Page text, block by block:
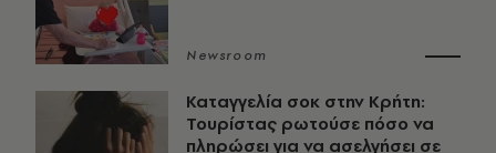
Newsroom
Καταγγελία σοκ στην Κρήτη:
Τουρίστας ρωτούσε πόσο να
πληρώσει για να ασελγήσει σε